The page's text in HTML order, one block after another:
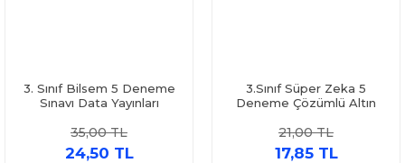
3. Sınıf Bilsem 5 Deneme
Sınavı Data Yayınları
35,00 TL
24,50 TL
3.Sınıf Süper Zeka 5
Deneme Çözümlü Altın
21,00 TL
17,85 TL